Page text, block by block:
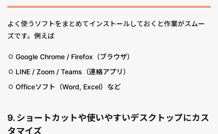
よく使うソフトをまとめてインストールしておくと作業がスムー
ズです。例えば
Google Chrome / Firefox（ブラウザ）
LINE / Zoom / Teams（連絡アプリ）
Officeソフト（Word, Excel）など
9. ショートカットや使いやすいデスクトップにカス
タマイズ